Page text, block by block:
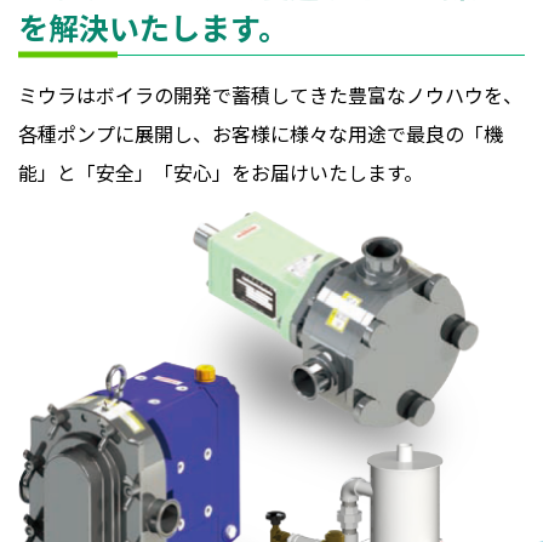
を解決いたします。
ミウラはボイラの開発で蓄積してきた豊富なノウハウを、
各種ポンプに展開し、お客様に様々な用途で最良の「機
能」と「安全」「安心」をお届けいたします。